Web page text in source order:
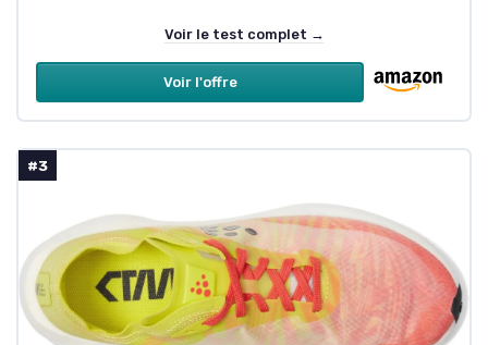
Voir le test complet →
Voir l'offre
#3